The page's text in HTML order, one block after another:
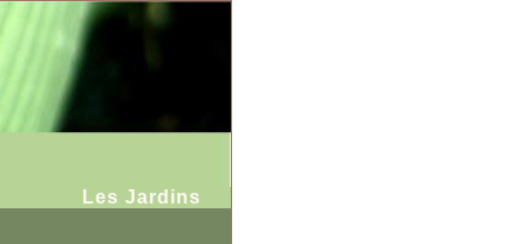
Les Jardins